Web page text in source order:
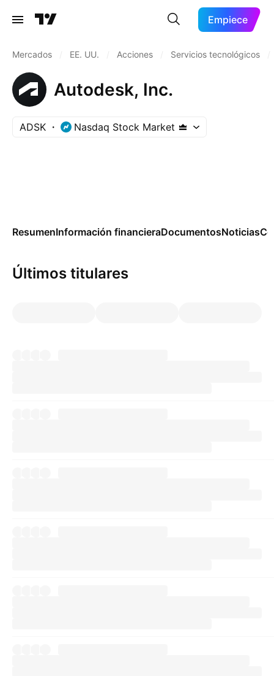
Empiece
Mercados EE. UU. Acciones Servicios tecnológicos
Autodesk, Inc.
ADSK Nasdaq Stock Market
ResumenInformación financieraDocumentosNoticias
Últimos titulares